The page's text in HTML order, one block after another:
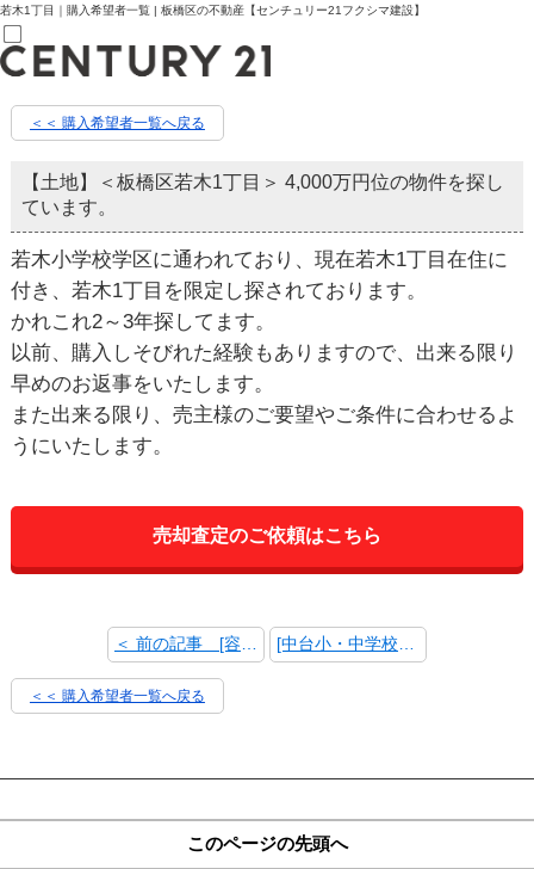
若木1丁目｜購入希望者一覧 | 板橋区の不動産【センチュリー21フクシマ建設】
売買部
0120-800-844
03-6912-3505
購入
会員メニュー
ログイン
お気に入り物件一覧
物件閲覧履歴
物件を探す
購入TOP
条件から探す
学区から探す
町名から探す
マップで探す
住宅ローン控除シミュレータ
＜＜ 購入希望者一覧へ戻る
【土地】＜板橋区若木1丁目＞ 4,000万円位の物件を探し
ています。
若木小学校学区に通われており、現在若木1丁目在住に
付き、若木1丁目を限定し探されております。
かれこれ2～3年探してます。
以前、購入しそびれた経験もありますので、出来る限り
早めのお返事をいたします。
また出来る限り、売主様のご要望やご条件に合わせるよ
うにいたします。
売却査定のご依頼はこちら
＜ 前の記事 [容積率が目一杯食え、上に高く建てられるマンション土地を探してます。] [中台小・中学校学区で探します] 次の記事 ＞
＜＜ 購入希望者一覧へ戻る
このページの先頭へ